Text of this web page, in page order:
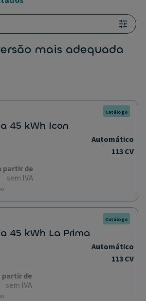
mais adequada
Catálogo
45 kWh Icon
Automático
113 CV
partir de
sem IVA
Catálogo
45 kWh La Prima
Automático
113 CV
partir de
sem IVA